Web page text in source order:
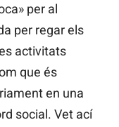
per al
per regar els
activitats
que és
en una
social. Vet ací